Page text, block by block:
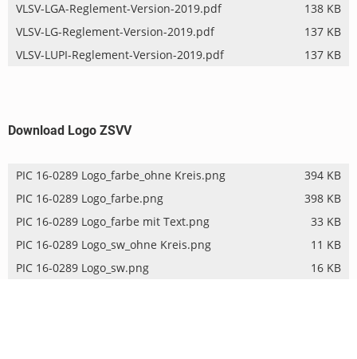
VLSV-LGA-Reglement-Version-2019.pdf
138 KB
VLSV-LG-Reglement-Version-2019.pdf
137 KB
VLSV-LUPI-Reglement-Version-2019.pdf
137 KB
Download Logo ZSVV
PIC 16-0289 Logo_farbe_ohne Kreis.png
394 KB
PIC 16-0289 Logo_farbe.png
398 KB
PIC 16-0289 Logo_farbe mit Text.png
33 KB
PIC 16-0289 Logo_sw_ohne Kreis.png
11 KB
PIC 16-0289 Logo_sw.png
16 KB